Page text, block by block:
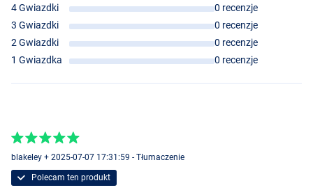
4 Gwiazdki
0 recenzje
3 Gwiazdki
0 recenzje
2 Gwiazdki
0 recenzje
1 Gwiazdka
0 recenzje
blakeley + 2025-07-07 17:31:59 - Tłumaczenie
Polecam ten produkt